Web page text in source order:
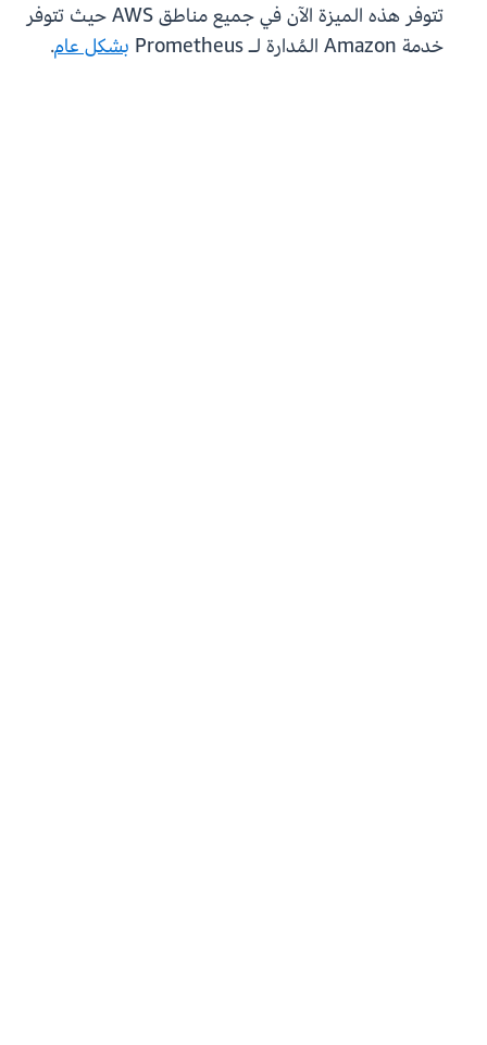
تتوفر هذه الميزة الآن في جميع مناطق AWS حيث تتوفر
خدمة Amazon المُدارة لـ Prometheus
بشكل عام.